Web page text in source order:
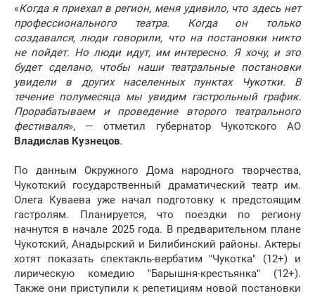
«Когда я приехал в регион, меня удивило, что здесь нет
профессионального театра. Когда он только
создавался, люди говорили, что на постановки никто
не пойдет. Но люди идут, им интересно. Я хочу, и это
будет сделано, чтобы наши театральные постановки
увидели в других населенных пунктах Чукотки. В
течение полумесяца мы увидим гастрольный график.
Прорабатываем и проведение второго театрального
фестиваля», — отметил губернатор Чукотского АО
Владислав Кузнецов.
По данным Окружного Дома народного творчества,
Чукотский государственный драматический театр им.
Олега Куваева уже начал подготовку к предстоящим
гастролям. Планируется, что поездки по региону
начнутся в начале 2025 года. В предварительном плане
Чукотский, Анадырский и Билибинский районы. Актеры
хотят показать спектакль-вербатим "Чукотка" (12+) и
лирическую комедию "Барышня-крестьянка" (12+).
Также они приступили к репетициям новой постановки